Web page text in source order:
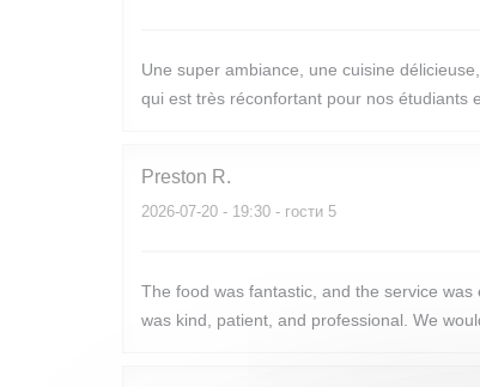
Une super ambiance, une cuisine
qui est très réconfortant pour nos étudiants
Preston R
2026-07-20 - 19:30 - гости 5
The food was fantastic, and the service
was kind, patient, and professional. We